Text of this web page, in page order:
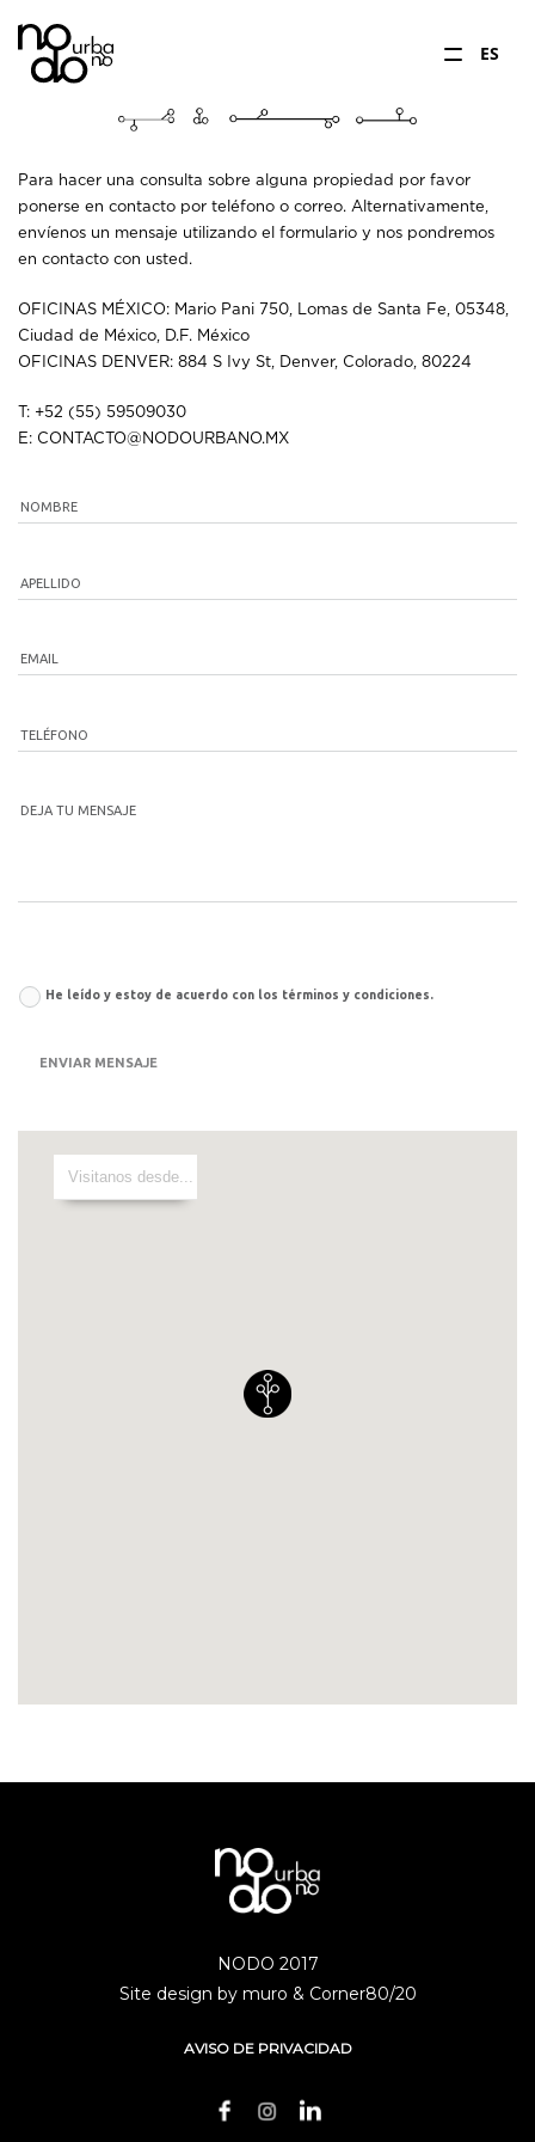
ES
Para hacer una consulta sobre alguna propiedad por favor
ponerse en contacto por teléfono o correo. Alternativamente,
envíenos un mensaje utilizando el formulario y nos pondremos
en contacto con usted.
OFICINAS MÉXICO: Mario Pani 750, Lomas de Santa Fe, 05348,
Ciudad de México, D.F. México
OFICINAS DENVER: 884 S Ivy St, Denver, Colorado, 80224
T: +52 (55) 59509030
E: CONTACTO@NODOURBANO.MX
NOMBRE
APELLIDO
EMAIL
TELÉFONO
DEJA TU MENSAJE
He leído y estoy de acuerdo con los términos y condiciones.
ENVIAR MENSAJE
NODO 2017
Site design by muro & Corner80/20
AVISO DE PRIVACIDAD